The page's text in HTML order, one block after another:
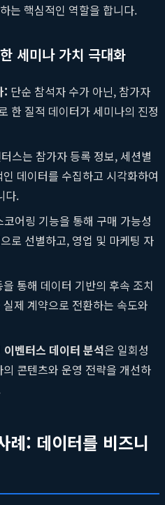
는 핵심적인 역할을 합니다.
세미나 가치 극대화
: 단순 참석자 수가 아닌, 참가자
한 질적 데이터가 세미나의 진정
스는 참가자 등록 정보, 세션별
데이터를 수집하고 시각화하여
다.
코어링 기능을 통해 구매 가능성
로 선별하고, 영업 및 마케팅 자
통해 데이터 기반의 후속 조치
제 계약으로 전환하는 속도와
이벤터스 데이터 분석은 일회성
콘텐츠와 운영 전략을 개선하
례: 데이터를 비즈니